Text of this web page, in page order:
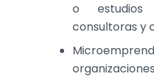
o
consultoras y